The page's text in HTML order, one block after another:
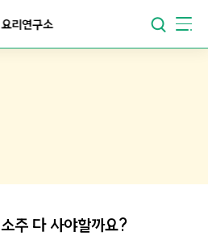
요리연구소
주 다 사야할까요?